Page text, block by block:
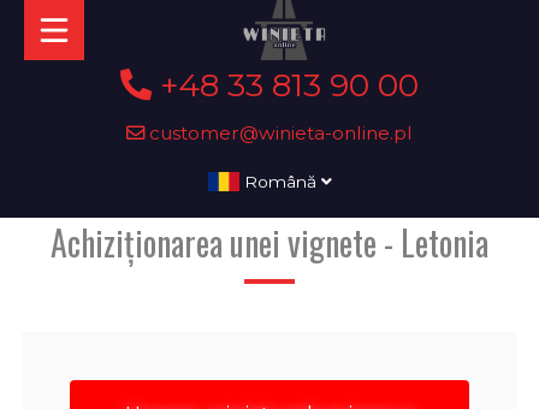
+48 33 813 90 00
customer@winieta-online.pl
Română
Achiziționarea unei vignete - Letonia